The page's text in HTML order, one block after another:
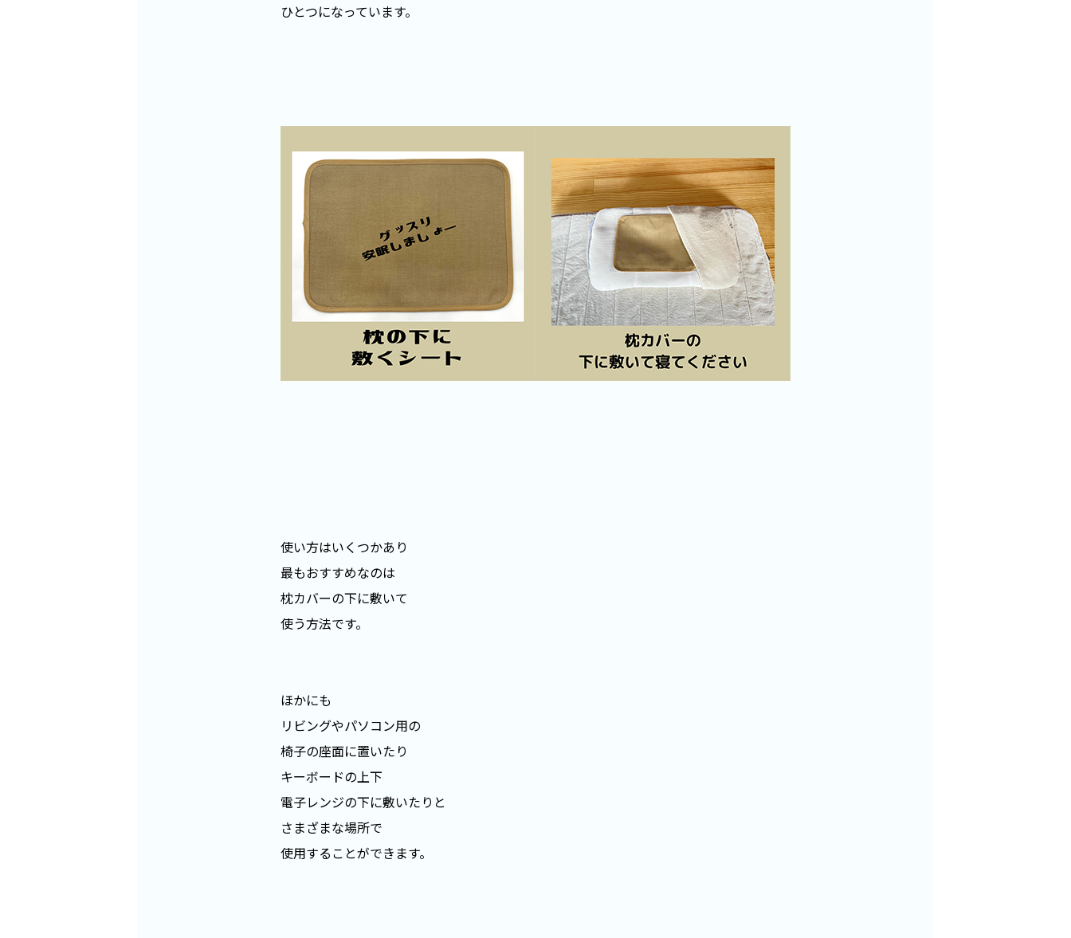
ひとつになっています。
使い方はいくつかあり
最もおすすめなのは
枕カバーの下に敷いて
使う方法です。
ほかにも
リビングやパソコン用の
椅子の座面に置いたり
キーボードの上下
電子レンジの下に敷いたりと
さまざまな場所で
使用することができます。